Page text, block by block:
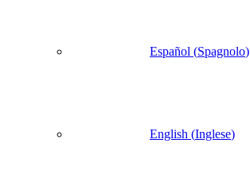
Español (Spagnolo)
English (Inglese)